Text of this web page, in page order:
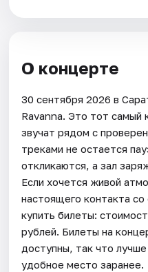
О концерте
30 сентября 2026 в
Ravanna. Это тот самый
звучат рядом с
треками не остается
откликаются, а зал
Если хочется живой
настоящего контакта
купить билеты:
рублей. Билеты на
доступны, так что
удобное место заранее.